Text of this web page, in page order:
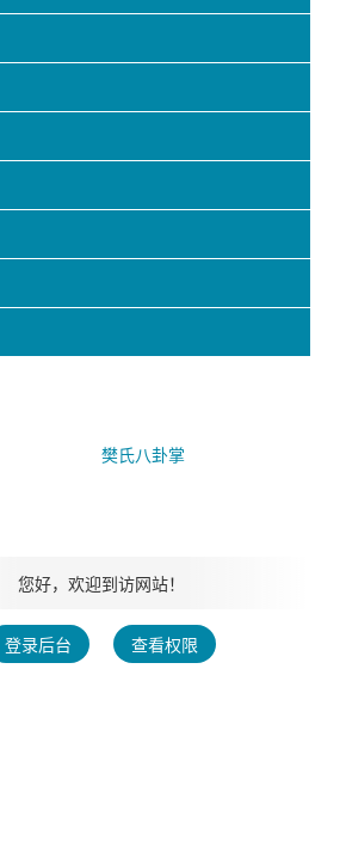
樊氏八卦掌
您好，欢迎到访网站！
登录后台 查看权限